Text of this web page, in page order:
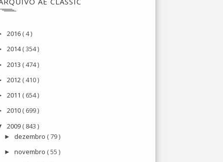
2016 ( 4 )
2014( 354 )
2013 ( 474 )
2012 ( 410 )
2011 ( 654 )
2010 ( 699 )
2009 ( 843 )
► dezembro ( 79 )
►novembro ( 55 )